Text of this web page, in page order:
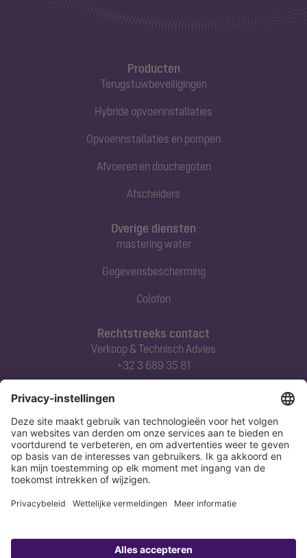
Producten
Terugstuwbeveiligingen
Hybride opvoerinstallaties
Opvoerinstallaties en pompen
Afvoeren en douchegoten
Afscheiders
Rechtstreeks contact
Verkoop & Technisch Advies
+32 3 689 35 81
Abonneert u zich op onze nieuwsbrief
Nu aanmelden
Overige diensten
mastering water
Gegevensbescherming
Colofon
Verklaring Colofon